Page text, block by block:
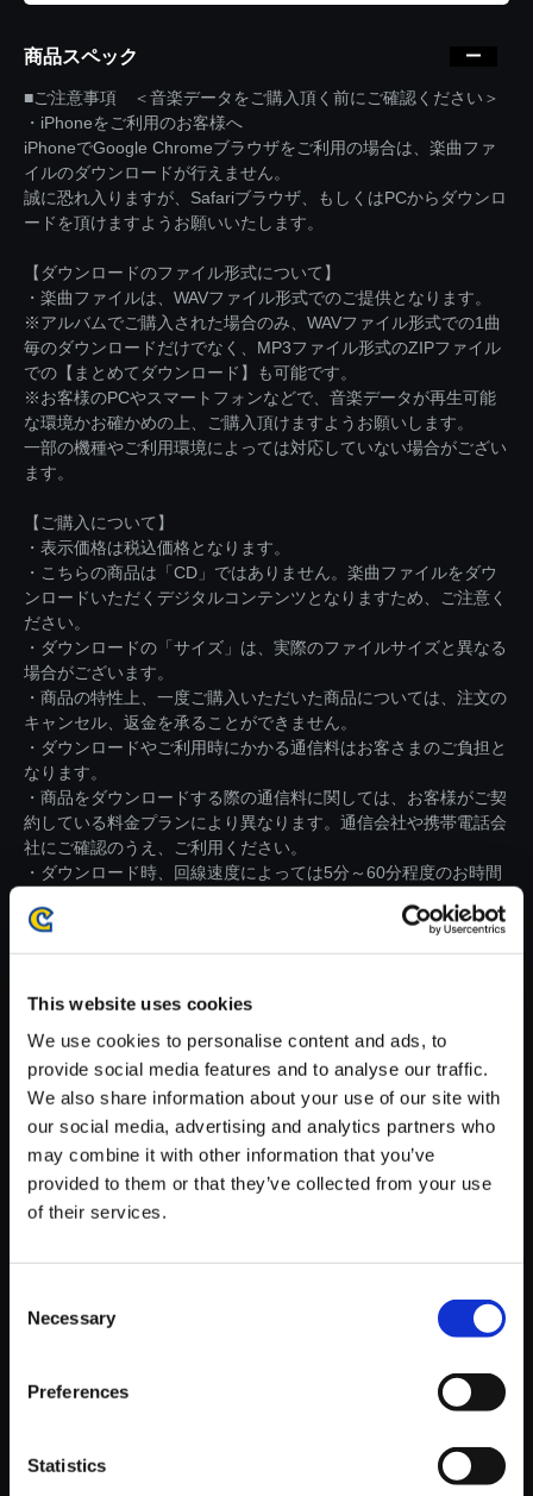
This website uses cookies
We use cookies to personalise content and ads, to
provide social media features and to analyse our traffic.
We also share information about your use of our site with
our social media, advertising and analytics partners who
may combine it with other information that you’ve
provided to them or that they’ve collected from your use
of their services.
Selection
Necessary
Preferences
Statistics
商品スペック
■ご注意事項 ＜音楽データをご購入頂く前にご確認ください＞
・iPhoneをご利用のお客様へ
iPhoneでGoogle Chromeブラウザをご利用の場合は、楽曲ファ
イルのダウンロードが行えません。
誠に恐れ入りますが、Safariブラウザ、もしくはPCからダウンロ
ードを頂けますようお願いいたします。
【ダウンロードのファイル形式について】
・楽曲ファイルは、WAVファイル形式でのご提供となります。
※アルバムでご購入された場合のみ、WAVファイル形式での1曲
毎のダウンロードだけでなく、MP3ファイル形式のZIPファイル
での【まとめてダウンロード】も可能です。
※お客様のPCやスマートフォンなどで、音楽データが再生可能
な環境かお確かめの上、ご購入頂けますようお願いします。
一部の機種やご利用環境によっては対応していない場合がござい
ます。
【ご購入について】
・表示価格は税込価格となります。
・こちらの商品は「CD」ではありません。楽曲ファイルをダウ
ンロードいただくデジタルコンテンツとなりますため、ご注意く
ださい。
・ダウンロードの「サイズ」は、実際のファイルサイズと異なる
場合がございます。
・商品の特性上、一度ご購入いただいた商品については、注文の
キャンセル、返金を承ることができません。
・ダウンロードやご利用時にかかる通信料はお客さまのご負担と
なります。
・商品をダウンロードする際の通信料に関しては、お客様がご契
約している料金プランにより異なります。通信会社や携帯電話会
社にご確認のうえ、ご利用ください。
・ダウンロード時、回線速度によっては5分～60分程度のお時間
※ご購入いただいたファイルのダウンロードの際には、通信環境
【単曲】DEVIL MAY CRY 5 Ori
ginal SoundTrack Silent Siren
150円
おすすめ商品